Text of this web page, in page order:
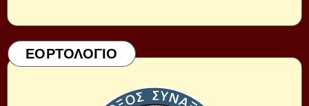
ΕΟΡΤΟΛΟΓΙΟ